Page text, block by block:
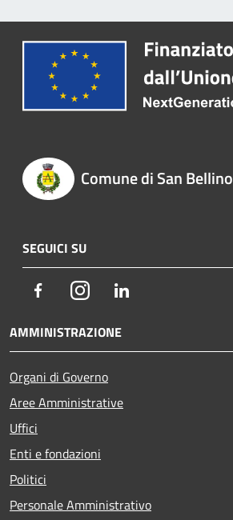
Comune di San Bellino
SEGUICI SU
FacebookInstagram
AMMINISTRAZIONE
Organi di Governo
Aree Amministrative
Uffici
Enti e fondazioni
Politici
Personale Amministrativo